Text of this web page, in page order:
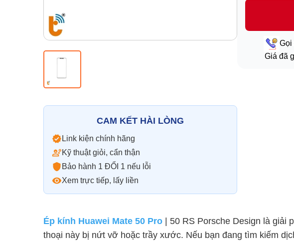
CAM KẾT HÀI LÒNG
Link kiện chính hãng
Kỹ thuật giỏi, cẩn thận
Bảo hành 1 ĐỔI 1 nếu lỗi
Xem trực tiếp, lấy liền
Giá đã
Ép kính Huawei Mate 50 Pro | 50 RS Porsche Design là giải
thoại này bị nứt vỡ hoặc trầy xước. Nếu bạn đang tìm kiếm